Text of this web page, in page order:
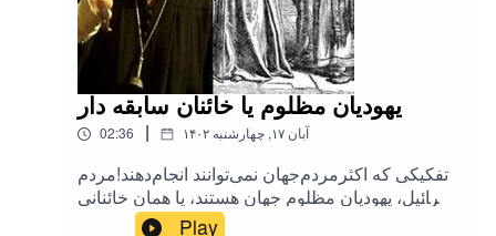
یهودیان مظلوم یا خائنان سابقه دار
02:36 | ۱۴۰۲ آبان ۱۷, چهارشنبه
تفکیکی که اکثرمردم‌جهان نمی‌توانند انجام‌دهند!مردم
اسرائیل، یهودیان مظلوم جهان هستند، یا همان خائنانی
هستند که زمان حضرت موسی علیه‌السلام هم به
Play